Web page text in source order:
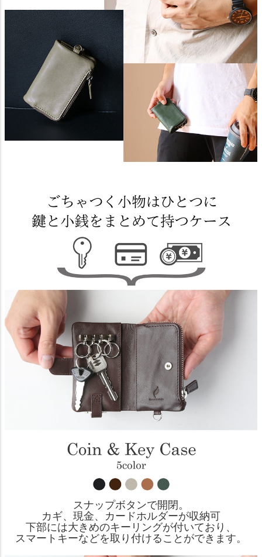
スナップボタンで開閉。
カギ、現金、カードホルダーが収納可
下部には大きめのキーリングが付いており、
スマートキーなどを取り付けることができます。